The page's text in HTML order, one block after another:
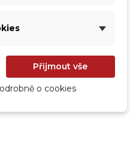
Přijmout vše
o cookies